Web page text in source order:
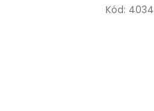
Kód: 4034